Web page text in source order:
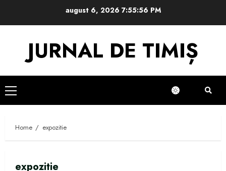
august 6, 20267:55:57 PM
JURNAL DE TIMIȘ
Primary
Menu
Home expozitie
expozitie